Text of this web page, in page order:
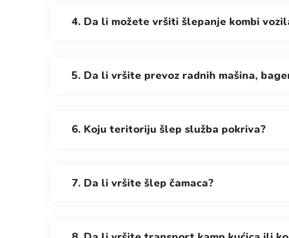
4. Da li možete vršiti šlepanje kombi
5. Da li vršite prevoz radnih mašina,
6. Koju teritoriju šlep služba pokriva?
7. Da li vršite šlep čamaca?